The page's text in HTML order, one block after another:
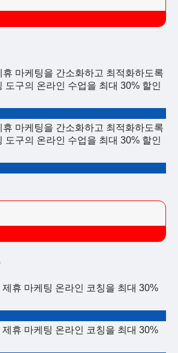
마케팅을 간소화하고 최적화하도록
도구의 온라인 수업을 최대 30% 할인
마케팅을 간소화하고 최적화하도록
도구의 온라인 수업을 최대 30% 할인
휴 마케팅 온라인 코칭을 최대 30%
휴 마케팅 온라인 코칭을 최대 30%